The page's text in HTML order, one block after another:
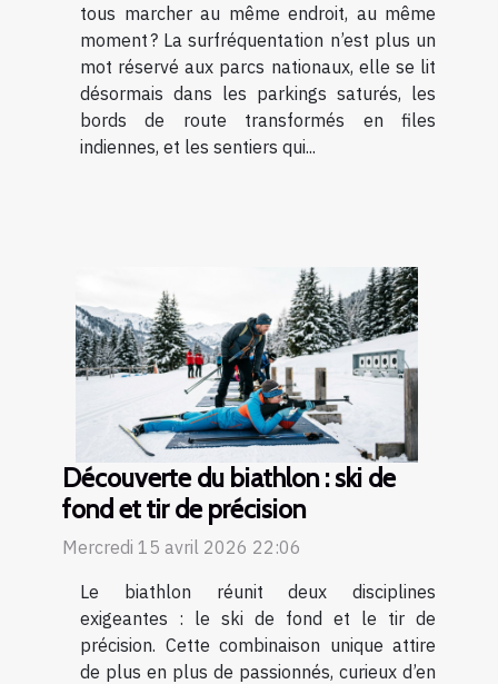
tous marcher au même endroit, au même
moment ? La surfréquentation n’est plus un
mot réservé aux parcs nationaux, elle se lit
désormais dans les parkings saturés, les
bords de route transformés en files
indiennes, et les sentiers qui...
Découverte du biathlon : ski de
fond et tir de précision
Mercredi 15 avril 2026 22:06
Le biathlon réunit deux disciplines
exigeantes : le ski de fond et le tir de
précision. Cette combinaison unique attire
de plus en plus de passionnés, curieux d’en